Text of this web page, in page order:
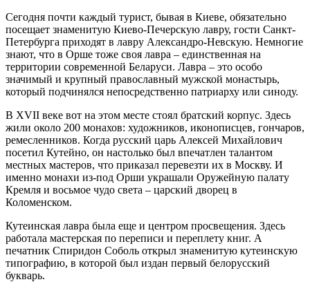
Сегодня почти каждый турист, бывая в Киеве, обязательно
посещает знаменитую Киево-Печерскую лавру, гости Санкт-
Петербурга приходят в лавру Александро-Невскую. Немногие
знают, что в Орше тоже своя лавра – единственная на
территории современной Беларуси. Лавра – это особо
значимый и крупный православный мужской монастырь,
который подчинялся непосредственно патриарху или синоду.
В XVII веке вот на этом месте стоял братский корпус. Здесь
жили около 200 монахов: художников, иконописцев, гончаров,
ремесленников. Когда русский царь Алексей Михайлович
посетил Кутейно, он настолько был впечатлен талантом
местных мастеров, что приказал перевезти их в Москву. И
именно монахи из-под Орши украшали Оружейную палату
Кремля и восьмое чудо света – царский дворец в
Коломенском.
Кутеинская лавра была еще и центром просвещения. Здесь
работала мастерская по переписи и переплету книг. А
печатник Спиридон Соболь открыл знаменитую кутеинскую
типографию, в которой был издан первый белорусский
букварь.